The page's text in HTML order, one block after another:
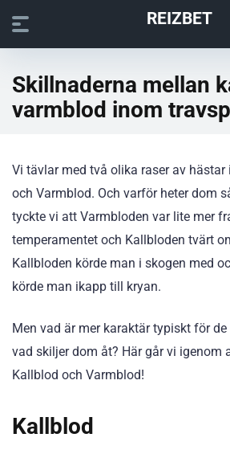
REIZBET
Skillnaderna mellan
varmblod inom
Vi tävlar med två olika raser av
och Varmblod. Och varför heter dom
tyckte vi att Varmbloden var lite mer
temperamentet och Kallbloden tvärt
Kallbloden körde man i skogen med
körde man ikapp till kryan.
Men vad är mer karaktär typiskt för
vad skiljer dom åt? Här går vi igenom
Kallblod och Varmblod!
Kallblod